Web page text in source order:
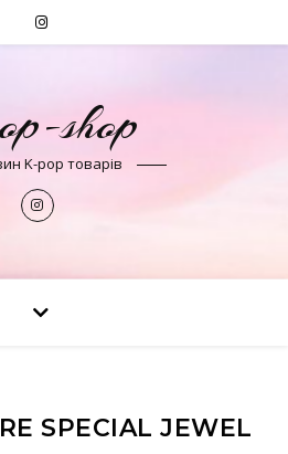
shop
K-pop товарів
SPECIAL JEWEL